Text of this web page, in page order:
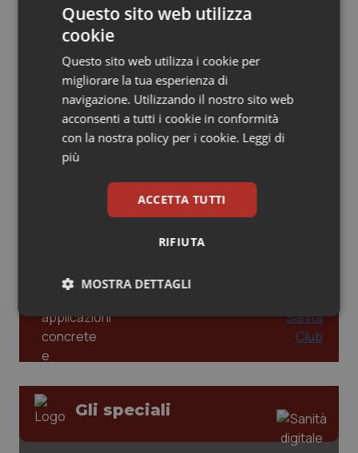
Piemonte
Provincia Autonoma di Bolzano
Provincia Autonoma di Trento
Puglia
Valle D’Aosta
Veneto
HIV
Infezioni & Febbre
Ipertensione & Scompenso
Malattie rare
Neuroscienze & patologie neurodegenerative
Oncodermatologia
Oncoematologia
Oncologia & Nutrizione
Leadership Infermieristica 2026: nuovi
modelli di responsabilità e autonomia
Leadership Medica 2026: guidare team
AI e telemedicina nello studio
uso protetto
Gli speciali
Questo sito web utilizza
cookie
Questo sito web utilizza i cookie per
migliorare la tua esperienza di
navigazione. Utilizzando il nostro sito web
acconsenti a tutti i cookie in conformità
con la nostra policy per i cookie. Leggi di
più
ACCETTA TUTTI
RIFIUTA
MOSTRA DETTAGLI
Necessari Statistici Marketing